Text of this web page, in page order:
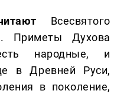
Всесвятого
Приметы Духова
народные, и
в Древней Руси,
в поколение,